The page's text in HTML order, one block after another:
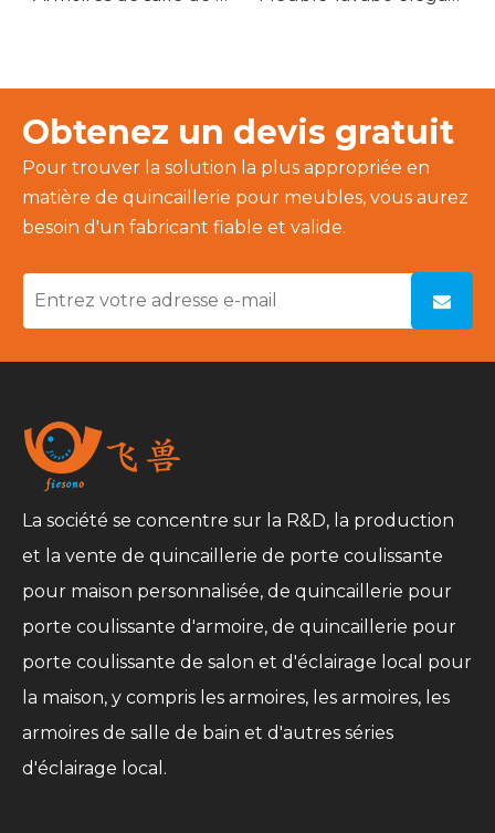
Obtenez un devis gratuit
Pour trouver la solution la plus appropriée en
matière de quincaillerie pour meubles, vous aurez
besoin d'un fabricant fiable et valide.
La société se concentre sur la R&D, la production
et la vente de quincaillerie de porte coulissante
pour maison personnalisée, de quincaillerie pour
porte coulissante d'armoire, de quincaillerie pour
porte coulissante de salon et d'éclairage local pour
la maison, y compris les armoires, les armoires, les
armoires de salle de bain et d'autres séries
d'éclairage local.